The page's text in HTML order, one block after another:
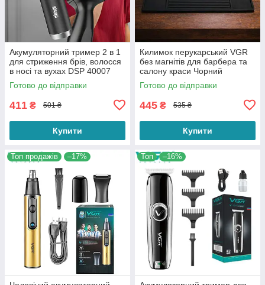
Акумуляторний тример 2 в 1
для стриження брів, волосся
в носі та вухах DSP 40007
Black
Готово до відправки
411 ₴ 501 ₴
Купити
Килимок перукарський VGR
без магнітів для барбера та
салону краси Чорний
Готово до відправки
445 ₴ 535 ₴
Купити
Топ продажів –17% Топ –16%